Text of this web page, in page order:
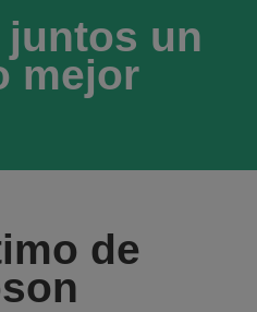
juntos un
mejor
de